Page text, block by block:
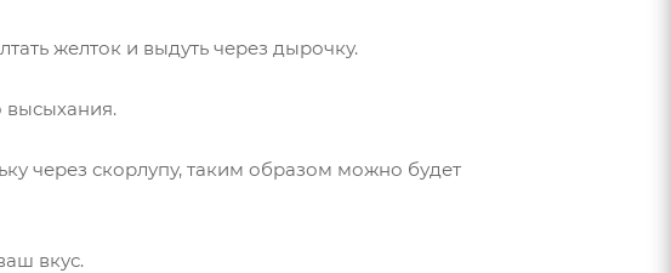
желток и выдуть через дырочку.
высыхания.
через скорлупу, таким образом можно будет
вкус.